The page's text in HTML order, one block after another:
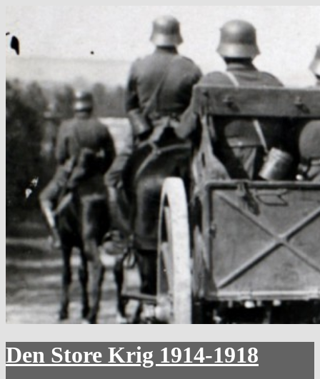
indhold
Den Store Krig 1914-1918